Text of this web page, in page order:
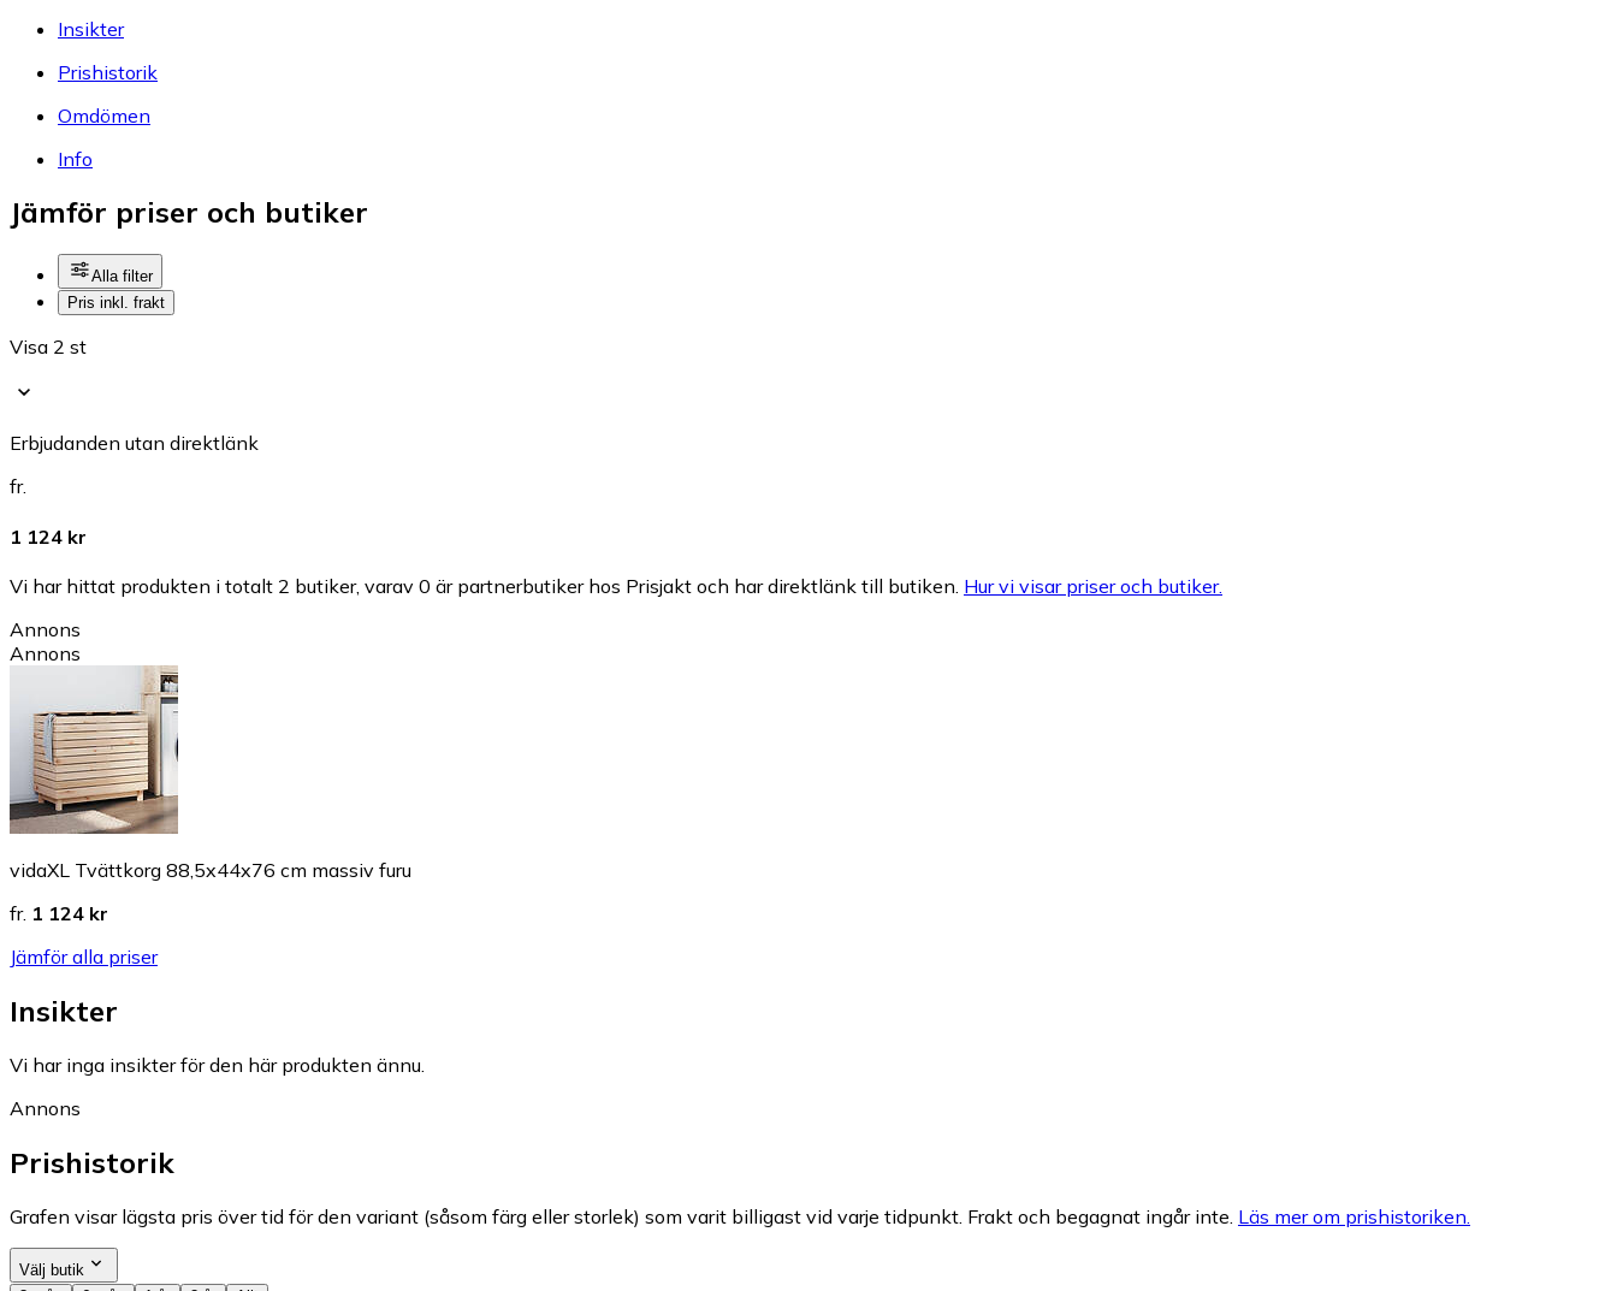
Insikter
Prishistorik
Omdömen
Info
Jämför priser och butiker
Alla filter
Pris inkl. frakt
Visa 2 st
Erbjudanden utan direktlänk
fr.
1 124 kr
Vi har hittat produkten i totalt 2 butiker, varav 0 är partnerbutiker hos Prisjakt och har direktlänk till butiken. Hur vi visar priser och butiker.
Annons
Annons
vidaXL Tvättkorg 88,5x44x76 cm massiv furu
fr. 1 124 kr
Jämför alla priser
Insikter
Vi har inga insikter för den här produkten ännu.
Annons
Prishistorik
Grafen visar lägsta pris över tid för den variant (såsom färg eller storlek) som varit billigast vid varje tidpunkt. Frakt och begagnat ingår inte. Läs mer om prishistoriken.
Välj butik